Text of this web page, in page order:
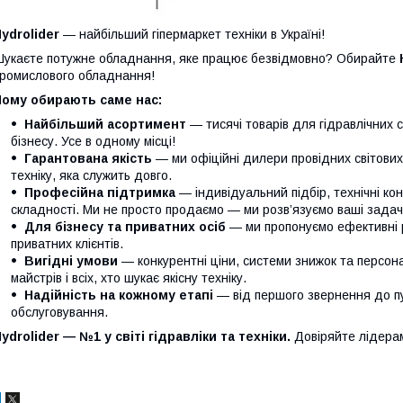
— найбільший гіпермаркет техніки в Україні!
потужне обладнання, яке працює безвідмовно? Обирайте
обладнання!
обирають саме нас:
Найбільший асортимент — тисячі товарів для гідравлічних
бізнесу. Усе в одному місці!
Гарантована якість — ми офіційні дилери провідних
техніку, яка служить довго.
Професійна підтримка — індивідуальний підбір, технічні
складності. Ми не просто продаємо — ми розв’язуємо ваші
Для бізнесу та приватних осіб — ми пропонуємо ефективні
приватних клієнтів.
Вигідні умови — конкурентні ціни, системи знижок та
майстрів і всіх, хто шукає якісну техніку.
Надійність на кожному етапі — від першого звернення до
обслуговування.
— №1 у світі гідравліки та техніки. Довіряйте